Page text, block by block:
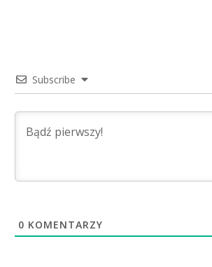
Subscribe
0 KOMENTARZY